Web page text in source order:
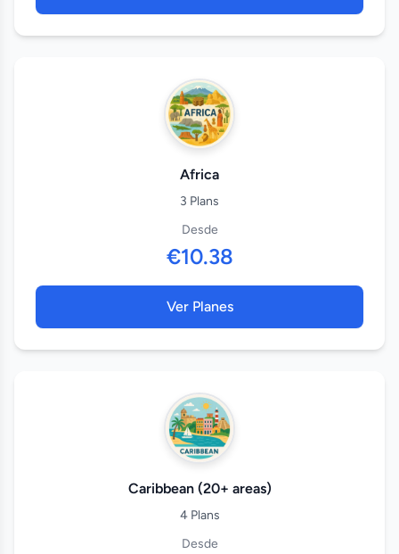
Africa
3 Plans
Desde
€10.38
Ver Planes
Caribbean (20+ areas)
4 Plans
Desde